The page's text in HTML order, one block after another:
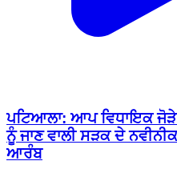
ਪਟਿਆਲਾ: ਆਪ ਵਿਧਾਇਕ ਜੋੜੇ
ਨੂੰ ਜਾਣ ਵਾਲੀ ਸੜਕ ਦੇ
ਆਰੰਬ